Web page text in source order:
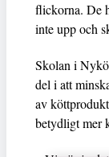
flickorna. De
inte upp och
Skolan i
del i att
av
betydligt mer